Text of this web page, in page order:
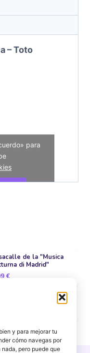
y para mejorar tu
cómo navegas por
pero puede que
– Toto
para
de la "Musica
di Madrid"
€
Medley | Levels -